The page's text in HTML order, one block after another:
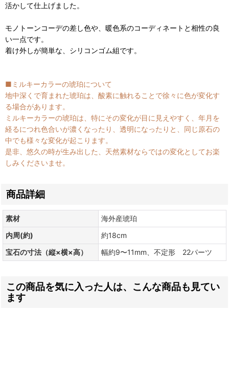
活かして仕上げました。
モノトーンコーデの差し色や、暖色系のコーディネートと相性の良
い一点です。
着け外しが簡単な、シリコンゴム組です。
■ミルキーカラーの琥珀について
地中深くで育まれた琥珀は、酸素に触れることで徐々に色が変化す
る場合があります。
ミルキーカラーの琥珀は、特にその変化が目に見えやすく、年月を
経るにつれ色合いが濃くなったり、透明になったりと、同じ原石の
中でも様々な変化が起こります。
是非、悠久の時が生み出した、天然素材ならではの変化としてお楽
しみくださいませ。
商品詳細
素材
海外産琥珀
内周(約)
約18cm
宝石の寸法（縦×横×高）
幅約9〜11mm、不定形 22パーツ
この商品を気に入った人は、こんな商品も見てい
ます